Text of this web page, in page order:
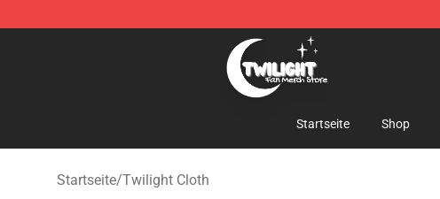
Twilight Store - Official Twilight Merchandise Shop
Startseite Shop
Startseite/Twilight Cloth